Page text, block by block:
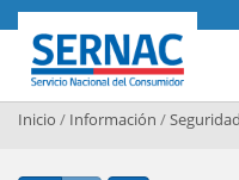
Contenido principal
SERNAC
Inicio / Información /